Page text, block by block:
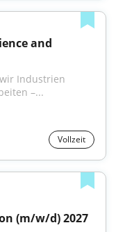
and
Industrien
–...
Vollzeit
(m/w/d) 2027